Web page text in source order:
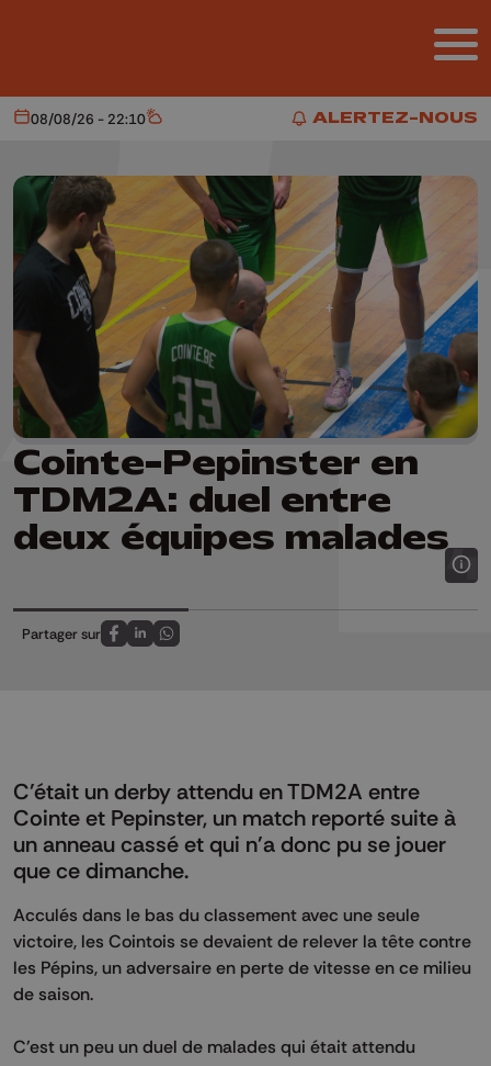
ALERTEZ-NOUS
ALERTEZ-NOUS
Aujourd'hui
08/08/26 - 22:10 Météo
Cointe-Pepinster en
TDM2A: duel entre
deux équipes malades
Partager sur
Partagez sur FaceBook
Partagez sur LinkedIn
Partagez sur Whatsapp
C'était un derby attendu en TDM2A entre
Cointe et Pepinster, un match reporté suite à
un anneau cassé et qui n'a donc pu se jouer
que ce dimanche.
Acculés dans le bas du classement avec une seule
victoire, les Cointois se devaient de relever la tête contre
les Pépins, un adversaire en perte de vitesse en ce milieu
de saison.
C'est un peu un duel de malades qui était attendu